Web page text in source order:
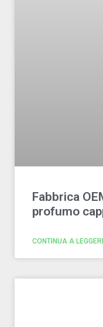
Fabbrica
profumo
CONTINUA A